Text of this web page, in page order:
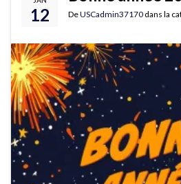
12 DeUSCadmin37170 dans la